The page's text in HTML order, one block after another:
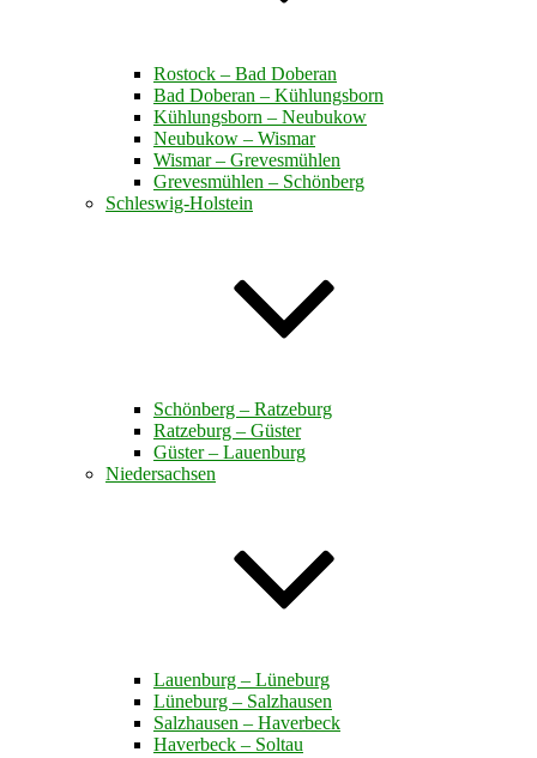
Rostock – Bad Doberan
Bad Doberan – Kühlungsborn
Kühlungsborn – Neubukow
Neubukow – Wismar
Wismar – Grevesmühlen
Grevesmühlen – Schönberg
Schleswig-Holstein
Schönberg – Ratzeburg
Ratzeburg – Güster
Güster – Lauenburg
Niedersachsen
Lauenburg – Lüneburg
Lüneburg – Salzhausen
Salzhausen – Haverbeck
Haverbeck – Soltau